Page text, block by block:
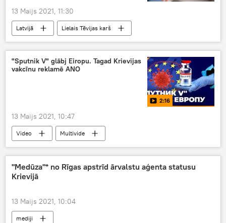
13 Maijs 2021, 11:30
Latvijā
Lielais Tēvijas karš
Uzvaras diena
Nacionālā apvienība
"Sputnik V" glābj Eiropu. Tagad Krievijas
vakcīnu reklamē ANO
2:16
13 Maijs 2021, 10:47
Video Multivide
"Medūza"* no Rīgas apstrīd ārvalstu aģenta statusu
Krievijā
13 Maijs 2021, 10:04
mediji